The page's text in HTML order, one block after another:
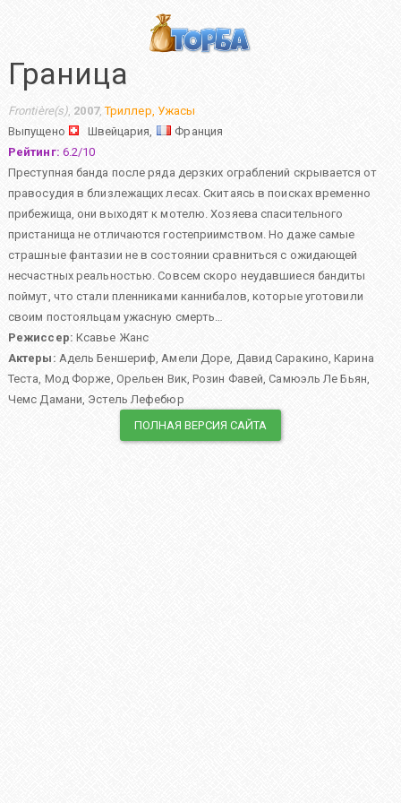
Граница
Frontière(s), 2007,Триллер, Ужасы
Выпущено
Швейцария,
Франция
Рейтинг: 6.2/10
Преступная банда после ряда дерзких ограблений скрывается от
правосудия в близлежащих лесах. Скитаясь в поисках временно
прибежища, они выходят к мотелю. Хозяева спасительного
пристанища не отличаются гостеприимством. Но даже самые
страшные фантазии не в состоянии сравниться с ожидающей
несчастных реальностью. Совсем скоро неудавшиеся бандиты
поймут, что стали пленниками каннибалов, которые уготовили
своим постояльцам ужасную смерть…
Режиссер: Ксавье Жанс
Актеры: Адель Беншериф,Амели Доре, Давид Саракино,Карина
Теста, Мод Форже, Орельен Вик,Розин Фавей,Самюэль Ле Бьян,
Чемс Дамани, Эстель Лефебюр
ПОЛНАЯ ВЕРСИЯ САЙТА